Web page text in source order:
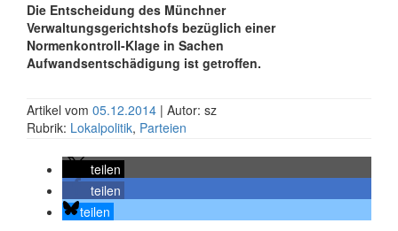
Die Entscheidung des Münchner
Verwaltungsgerichtshofs bezüglich einer
Normenkontroll-Klage in Sachen
Aufwandsentschädigung ist getroffen.
Artikel vom 05.12.2014 | Autor: sz
Rubrik: Lokalpolitik, Parteien
teilen
teilen
teilen